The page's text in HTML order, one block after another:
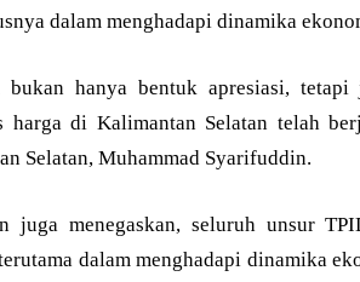
dalam menghadapi dinamika
bukan hanya bentuk apresiasi,
harga di Kalimantan Selatan telah
Selatan, Muhammad Syarifuddin.
juga menegaskan, seluruh unsur
dalam menghadapi dinamika